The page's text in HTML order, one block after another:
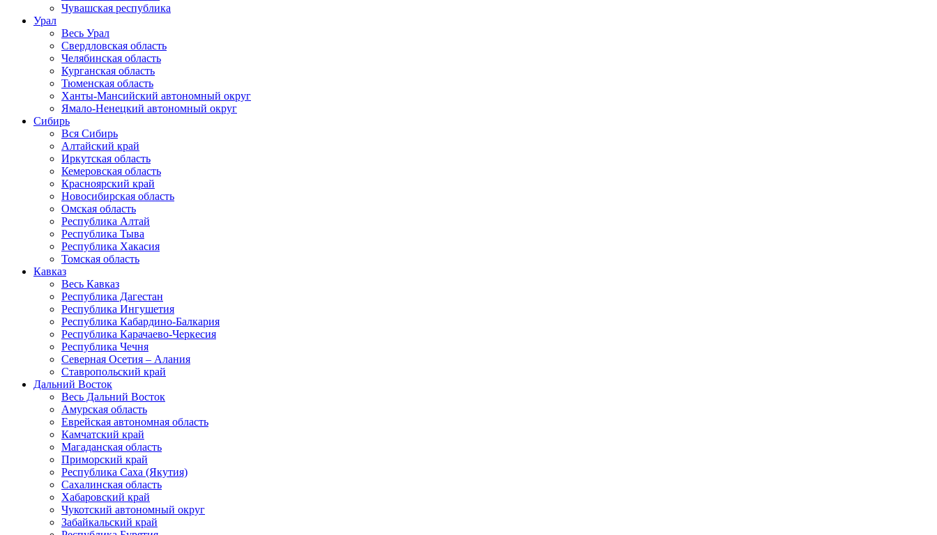
Чувашская республика
Урал
Весь Урал
Свердловская область
Челябинская область
Курганская область
Тюменская область
Ханты-Мансийский автономный округ
Ямало-Ненецкий автономный округ
Сибирь
Вся Сибирь
Алтайский край
Иркутская область
Кемеровская область
Красноярский край
Новосибирская область
Омская область
Республика Алтай
Республика Тыва
Республика Хакасия
Томская область
Кавказ
Весь Кавказ
Республика Дагестан
Республика Ингушетия
Республика Кабардино-Балкария
Республика Карачаево-Черкесия
Республика Чечня
Северная Осетия – Алания
Ставропольский край
Дальний Восток
Весь Дальний Восток
Амурская область
Еврейская автономная область
Камчатский край
Магаданская область
Приморский край
Республика Саха (Якутия)
Сахалинская область
Хабаровский край
Чукотский автономный округ
Забайкальский край